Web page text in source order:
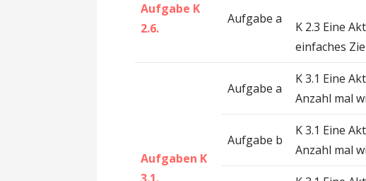
Aufgabe K
2.6.
Aufgabe a
K 2.3 Eine
einfaches
Aufgaben K
Aufgabe a
K 3.1 Eine
Anzahl mal
Aufgabe b
K 3.1 Eine
Anzahl mal